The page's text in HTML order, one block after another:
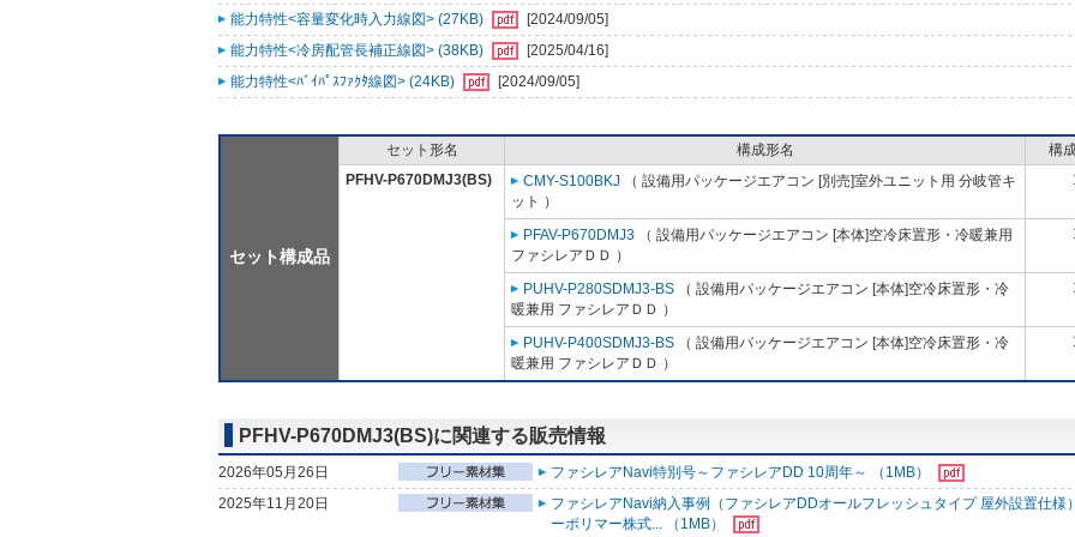
能力特性<容量変化時入力線図> (27KB)
[2024/09/05]
能力特性<冷房配管長補正線図> (38KB)
[2025/04/16]
能力特性<ﾊﾞｲﾊﾟｽﾌｧｸﾀ線図> (24KB)
[2024/09/05]
セット構成品
セット形名 構成形名
構
PFHV-P670DMJ3(BS)
CMY-S100BKJ （ 設備用パッケージエアコン [別売]室外ユニット用 分岐管キ
ット ）
PFAV-P670DMJ3 （ 設備用パッケージエアコン [本体]空冷床置形・冷暖兼用
ファシレアＤＤ ）
PUHV-P280SDMJ3-BS （ 設備用パッケージエアコン [本体]空冷床置形・冷
暖兼用 ファシレアＤＤ ）
PUHV-P400SDMJ3-BS （ 設備用パッケージエアコン [本体]空冷床置形・冷
暖兼用 ファシレアＤＤ ）
PFHV-P670DMJ3(BS)に関連する販売情報
2026年05月26日
ファシレアNavi特別号～ファシレアDD 10周年～ （1MB）
2025年11月20日
ファシレアNavi納入事例（ファシレアDDオールフレッシュタイプ 屋外設置仕様
ーポリマー株式... （1MB）